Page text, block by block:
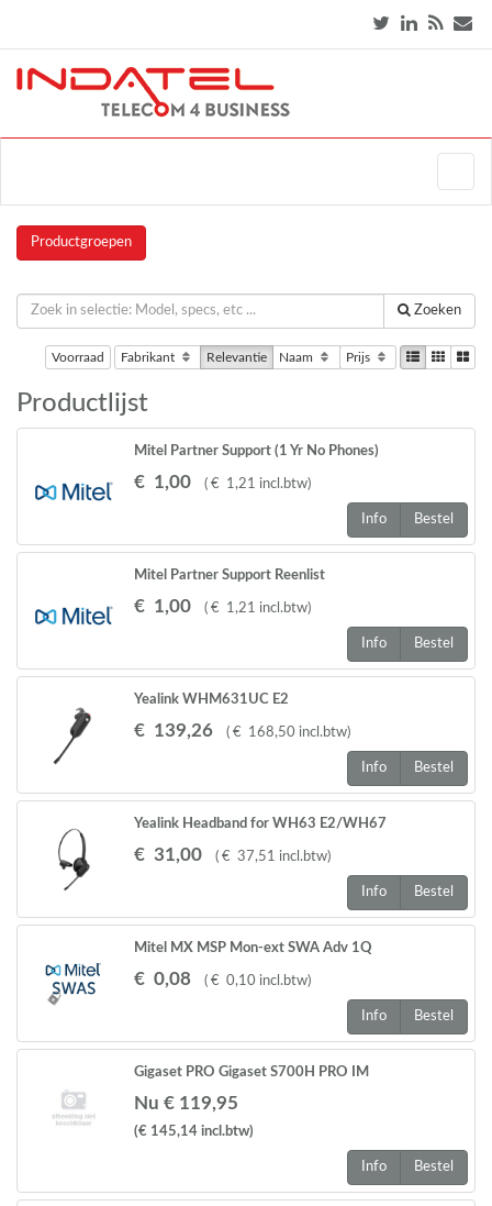
Productgroepen
Zoeken
Voorraad Fabrikant Relevantie Naam Prijs
Productlijst
Mitel Partner Support (1 Yr No Phones)
€ 1,00 ( € 1,21 incl.btw)
Info Bestel
Mitel Partner Support Reenlist
€ 1,00 ( € 1,21 incl.btw)
Info Bestel
Yealink WHM631UC E2
€ 139,26 ( € 168,50 incl.btw)
Info Bestel
Yealink Headband for WH63 E2/WH67
€ 31,00 ( € 37,51 incl.btw)
Info Bestel
Mitel MX MSP Mon-ext SWA Adv 1Q
€ 0,08 ( € 0,10 incl.btw)
Info Bestel
Gigaset PRO Gigaset S700H PRO IM
Nu € 119,95
(€ 145,14 incl.btw)
Info Bestel